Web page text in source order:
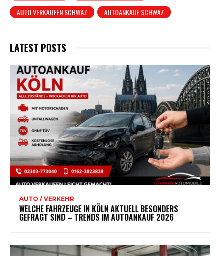
AUTO VERKAUFEN SCHWAZ
AUTOANKAUF SCHWAZ
LATEST POSTS
AUTO / VERKEHR
WELCHE FAHRZEUGE IN KÖLN AKTUELL BESONDERS
GEFRAGT SIND – TRENDS IM AUTOANKAUF 2026